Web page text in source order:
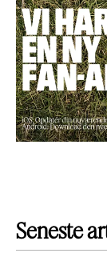
Seneste